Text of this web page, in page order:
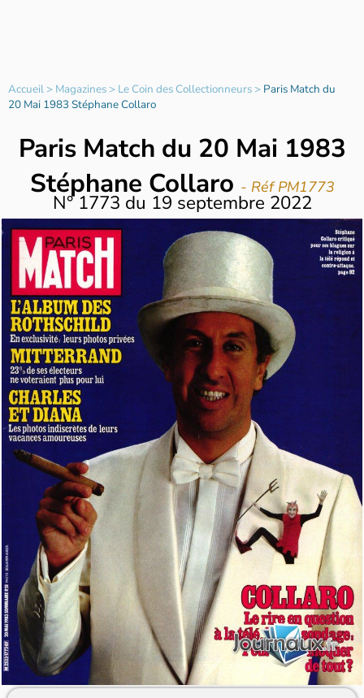
Accueil> Magazines> Le Coin des Collectionneurs> Paris Match du
20 Mai 1983 Stéphane Collaro
Paris Match du 20 Mai 1983
Stéphane Collaro - Réf PM1773
N°1773 du 19 septembre 2022